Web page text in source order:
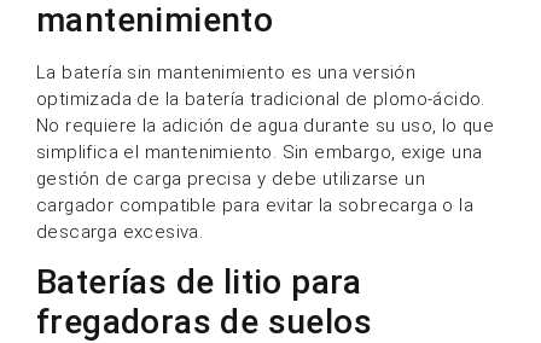
mantenimiento
La batería sin mantenimiento es una versión
optimizada de la batería tradicional de plomo-ácido.
No requiere la adición de agua durante su uso, lo que
simplifica el mantenimiento. Sin embargo, exige una
gestión de carga precisa y debe utilizarse un
cargador compatible para evitar la sobrecarga o la
descarga excesiva.
Baterías de litio para
fregadoras de suelos